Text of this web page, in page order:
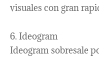
visuales con gran
6. Ideogram
Ideogram sobresale